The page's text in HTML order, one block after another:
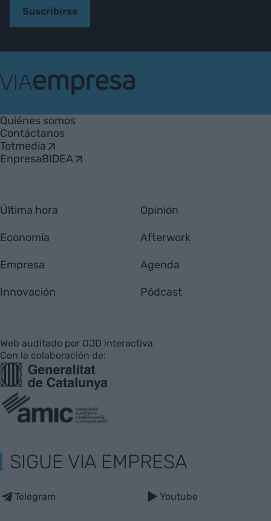
Suscribirse
Empresa
Quiénes somos
Contáctanos
Totmedia
EnpresaBIDEA
Última hora
Economía
Empresa
Innovación
Opinión
Afterwork
Agenda
Pódcast
Web auditado por OJD interactiva
Con la colaboración de:
SIGUE VIA EMPRESA
Telegram Youtube